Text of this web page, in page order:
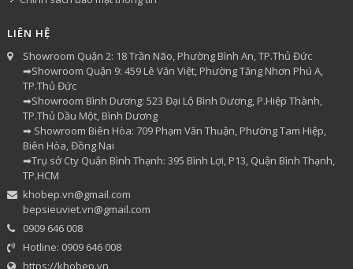
LIÊN HỆ
Showroom Quận 2: 18 Trần Não, Phường Bình An, TP.Thủ Đức
➡Showroom Quận 9: 459 Lê Văn Việt, Phường Tăng Nhơn Phú A,
TP.Thủ Đức
➡Showroom Bình Dương: 523 Đại Lộ Bình Dương, P.Hiệp Thành,
TP.Thủ Dầu Một, Bình Dương
➡ Showroom Biên Hòa: 709 Phạm Văn Thuận, Phường Tam Hiệp,
Biên Hòa, Đồng Nai
➡Trụ sở Cty Quận Bình Thạnh: 395 Bình Lợi, P13, Quận Bình Thạnh,
TP.HCM
khobep.vn@gmail.com
bepsieuviet.vn@gmail.com
0909 646 008
Hotline: 0909 646 008
https://khobep.vn